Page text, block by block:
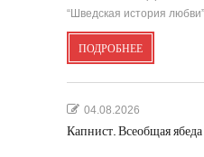
“Шведская история
ПОДРОБНЕЕ
04.08.2026
Капнист. Всеобщая ябеда